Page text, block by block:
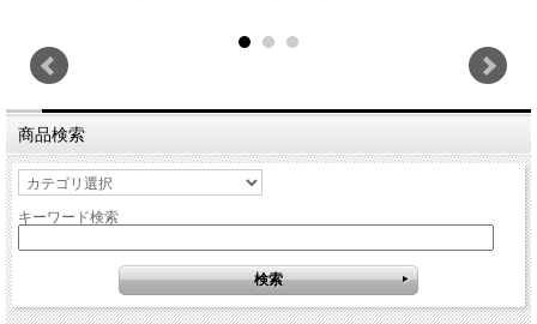
商品検索
キーワード検索